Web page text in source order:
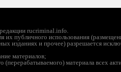
rucriminal.info.
их публичного использования
изданиях и прочее) разрешается
материалов;
(перерабатываемого) материала всех